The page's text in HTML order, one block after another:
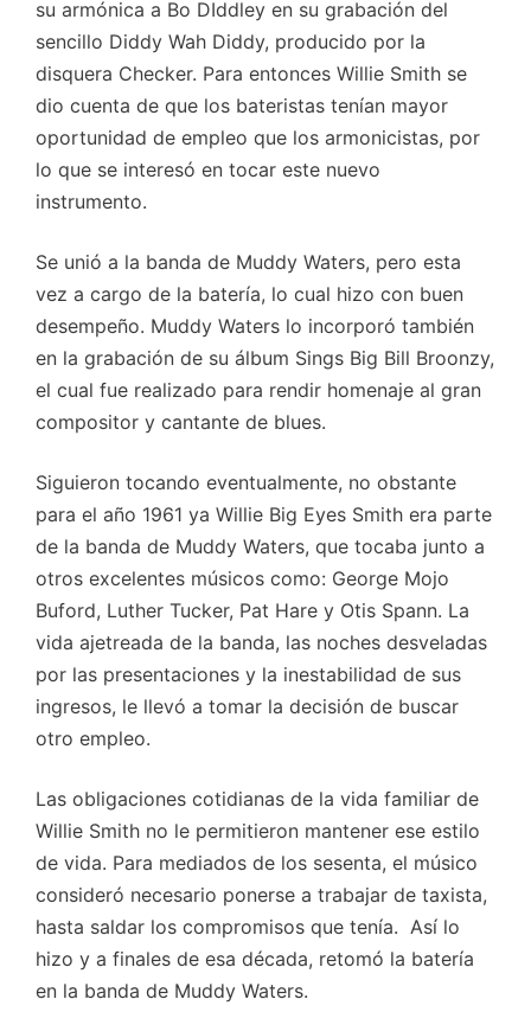
su armónica a Bo DIddley en su grabación del
sencillo Diddy Wah Diddy, producido por la
disquera Checker. Para entonces Willie Smith se
dio cuenta de que los bateristas tenían mayor
oportunidad de empleo que los armonicistas, por
lo que se interesó en tocar este nuevo
instrumento.
Se unió a la banda de Muddy Waters, pero esta
vez a cargo de la batería, lo cual hizo con buen
desempeño. Muddy Waters lo incorporó también
en la grabación de su álbum Sings Big Bill Broonzy,
el cual fue realizado para rendir homenaje al gran
compositor y cantante de blues.
Siguieron tocando eventualmente, no obstante
para el año 1961 ya Willie Big Eyes Smith era parte
de la banda de Muddy Waters, que tocaba junto a
otros excelentes músicos como: George Mojo
Buford, Luther Tucker, Pat Hare y Otis Spann. La
vida ajetreada de la banda, las noches desveladas
por las presentaciones y la inestabilidad de sus
ingresos, le llevó a tomar la decisión de buscar
otro empleo.
Las obligaciones cotidianas de la vida familiar de
Willie Smith no le permitieron mantener ese estilo
de vida. Para mediados de los sesenta, el músico
consideró necesario ponerse a trabajar de taxista,
hasta saldar los compromisos que tenía. Así lo
hizo y a finales de esa década, retomó la batería
en la banda de Muddy Waters.